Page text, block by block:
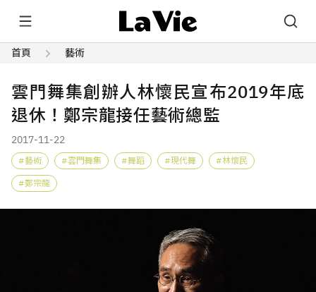
首頁 藝術
雲門舞集創辦人林懷民宣布2019年底
退休！鄭宗龍接任藝術總監
2017-11-22
藝術 雲門舞集 舞蹈 現代舞 林懷民
鄭宗龍